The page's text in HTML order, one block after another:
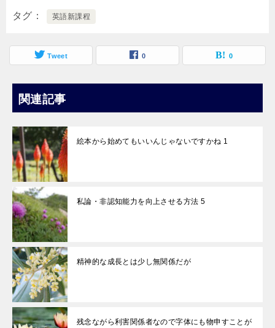
タグ 英語新課程
Tweet 0 0
関連記事
絵本から始めてもいいんじゃないですかね 1
私論・非認知能力を向上させる方法 5
精神的な成長とは少し無関係だが
残念ながら利害関係者なので字体にも物申すことが